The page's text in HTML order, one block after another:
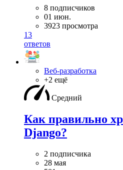
8 подписчиков
01 июн.
3923 просмотра
13
ответов
Веб-разработка
+2 ещё
Средний
Как правильно
Django?
2 подписчика
28 мая